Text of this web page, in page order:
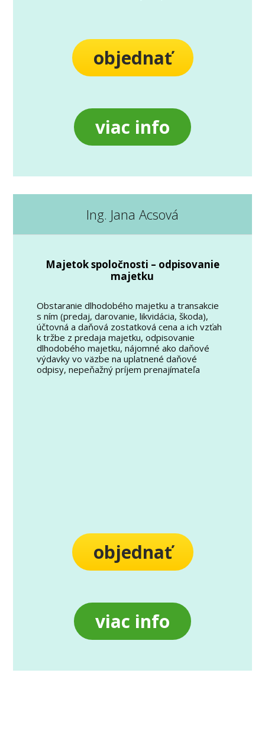
objednať
viac info
Ing. Jana Acsová
Majetok spoločnosti – odpisovanie
majetku
Obstaranie dlhodobého majetku a transakcie
s ním (predaj, darovanie, likvidácia, škoda),
účtovná a daňová zostatková cena a ich vzťah
k tržbe z predaja majetku, odpisovanie
dlhodobého majetku, nájomné ako daňové
výdavky vo väzbe na uplatnené daňové
odpisy, nepeňažný príjem prenajímateľa
objednať
viac info